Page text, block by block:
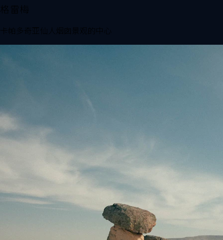
格雷梅
卡帕多奇亚仙人烟囱景观的中心